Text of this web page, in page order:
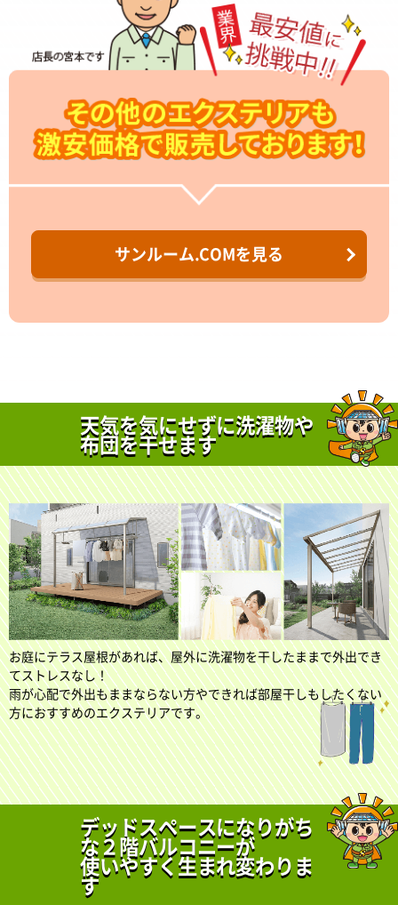
サンルーム.COMを見る
天気を気にせずに洗濯物や
布団を干せます
お庭にテラス屋根があれば、屋外に洗濯物を干したままで外出でき
てストレスなし！
雨が心配で外出もままならない方やできれば部屋干しもしたくない
方におすすめのエクステリアです。
デッドスペースになりがち
な２階バルコニーが
使いやすく生まれ変わりま
す